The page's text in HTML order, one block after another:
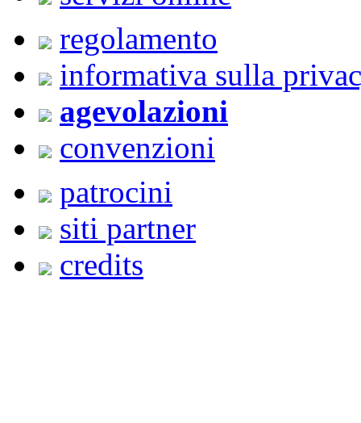
regolamento
informativa sulla
agevolazioni
convenzioni
patrocini
siti partner
credits